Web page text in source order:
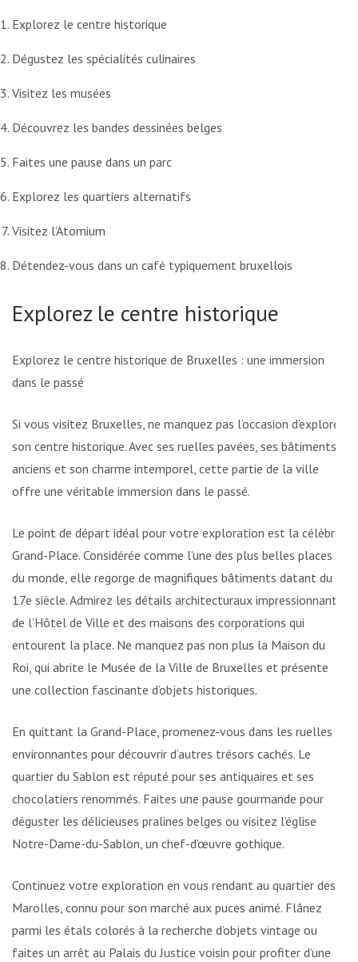
Explorez le centre historique
Dégustez les spécialités culinaires
Visitez les musées
Découvrez les bandes dessinées belges
Faites une pause dans un parc
Explorez les quartiers alternatifs
Visitez l’Atomium
Détendez-vous dans un café typiquement bruxellois
Explorez le centre historique
Explorez le centre historique de Bruxelles : une immersion
dans le passé
Si vous visitez Bruxelles, ne manquez pas l’occasion d’explorer
son centre historique. Avec ses ruelles pavées, ses bâtiments
anciens et son charme intemporel, cette partie de la ville
offre une véritable immersion dans le passé.
Le point de départ idéal pour votre exploration est la célèbre
Grand-Place. Considérée comme l’une des plus belles places
du monde, elle regorge de magnifiques bâtiments datant du
17e siècle. Admirez les détails architecturaux impressionnants
de l’Hôtel de Ville et des maisons des corporations qui
entourent la place. Ne manquez pas non plus la Maison du
Roi, qui abrite le Musée de la Ville de Bruxelles et présente
une collection fascinante d’objets historiques.
En quittant la Grand-Place, promenez-vous dans les ruelles
environnantes pour découvrir d’autres trésors cachés. Le
quartier du Sablon est réputé pour ses antiquaires et ses
chocolatiers renommés. Faites une pause gourmande pour
déguster les délicieuses pralines belges ou visitez l’église
Notre-Dame-du-Sablon, un chef-d’œuvre gothique.
Continuez votre exploration en vous rendant au quartier des
Marolles, connu pour son marché aux puces animé. Flânez
parmi les étals colorés à la recherche d’objets vintage ou
faites un arrêt au Palais du Justice voisin pour profiter d’une